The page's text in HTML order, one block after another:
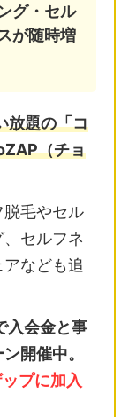
グ・セル
が随時増
放題の「コ
（チョ
毛やセル
セルフネ
なども追
入会金と事
開催中。
プに加入